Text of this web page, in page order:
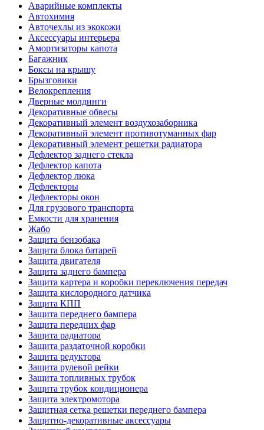
Аварийные комплекты
Автохимия
Авточехлы из экокожи
Аксессуары интерьера
Амортизаторы капота
Багажник
Боксы на крышу
Брызговики
Велокрепления
Дверные молдинги
Декоративные обвесы
Декоративный элемент воздухозаборника
Декоративный элемент противотуманных фар
Декоративный элемент решетки радиатора
Дефлектор заднего стекла
Дефлектор капота
Дефлектор люка
Дефлекторы
Дефлекторы окон
Для грузового транспорта
Емкости для хранения
Жабо
Защита бензобака
Защита блока батарей
Защита двигателя
Защита заднего бампера
Защита картера и коробки переключения передач
Защита кислородного датчика
Защита КПП
Защита переднего бампера
Защита передних фар
Защита радиатора
Защита раздаточной коробки
Защита редуктора
Защита рулевой рейки
Защита топливных трубок
Защита трубок кондиционера
Защита электромотора
Защитная сетка решетки переднего бампера
Защитно-декоративные аксессуары